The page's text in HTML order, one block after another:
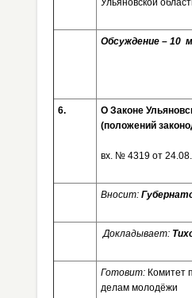
Ульяновской
Обсуждение –
6.
О Законе
(положений
вх. № 4319 от
Вносит:
Докладывает:
Готовит: Комитет
делам молодёжи